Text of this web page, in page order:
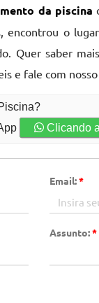
da piscina
o
Quer saber
e fale com
Clicando
Email:*
Assunto:*